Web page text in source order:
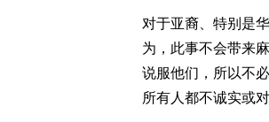
对于亚裔、特别是
为，此事不会带来
说服他们，所以不
所有人都不诚实或